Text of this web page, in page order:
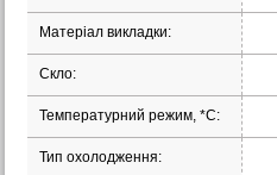
Матеріал викладки:
Скло:
Температурний режим, *С:
Тип охолодження: